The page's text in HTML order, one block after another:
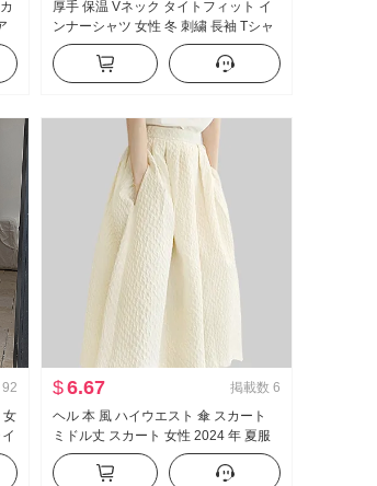
厚手 保温 Vネック タイトフィット イ
ンナーシャツ 女性 冬 刺繍 長袖 Tシャ
ツ プルオーバー トップス
92
女
$6.67 掲載数 6
ヘル 本 風 ハイウエスト 傘 スカート
ミドル丈 スカート 女性 2024 年 夏服
新品 フレンチ Aラインスカート スリ
ム効果 カバー 股